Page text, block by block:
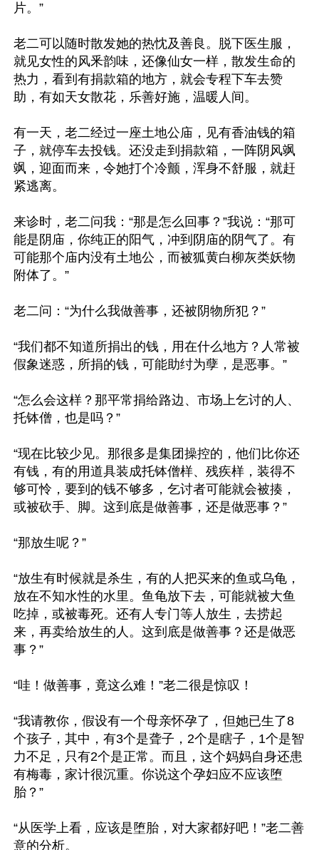
片。”
老二可以随时散发她的热忱及善良。脱下医生服，
就见女性的风釆韵味，还像仙女一样，散发生命的
热力，看到有捐款箱的地方，就会专程下车去赞
助，有如天女散花，乐善好施，温暖人间。
有一天，老二经过一座土地公庙，见有香油钱的箱
子，就停车去投钱。还没走到捐款箱，一阵阴风飒
飒，迎面而来，令她打个冷颤，浑身不舒服，就赶
紧逃离。
来诊时，老二问我：“那是怎么回事？”我说：“那可
能是阴庙，你纯正的阳气，冲到阴庙的阴气了。有
可能那个庙内没有土地公，而被狐黄白柳灰类妖物
附体了。”
老二问：“为什么我做善事，还被阴物所犯？”
“我们都不知道所捐出的钱，用在什么地方？人常被
假象迷惑，所捐的钱，可能助纣为孽，是恶事。”
“怎么会这样？那平常捐给路边、市场上乞讨的人、
托钵僧，也是吗？”
“现在比较少见。那很多是集团操控的，他们比你还
有钱，有的用道具装成托钵僧样、残疾样，装得不
够可怜，要到的钱不够多，乞讨者可能就会被揍，
或被砍手、脚。这到底是做善事，还是做恶事？”
“那放生呢？”
“放生有时候就是杀生，有的人把买来的鱼或乌龟，
放在不知水性的水里。鱼龟放下去，可能就被大鱼
吃掉，或被毒死。还有人专门等人放生，去捞起
来，再卖给放生的人。这到底是做善事？还是做恶
事？”
“哇！做善事，竟这么难！”老二很是惊叹！
“我请教你，假设有一个母亲怀孕了，但她已生了8
个孩子，其中，有3个是聋子，2个是瞎子，1个是智
力不足，只有2个是正常。而且，这个妈妈自身还患
有梅毒，家计很沉重。你说这个孕妇应不应该堕
胎？”
“从医学上看，应该是堕胎，对大家都好吧！”老二善
意的分析。